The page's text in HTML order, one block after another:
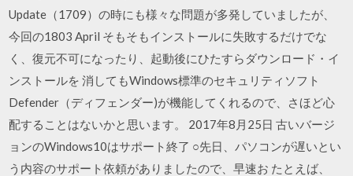
Update（1709）の時にも様々な問題が多発していましたが、
今回の1803 April そもそもインストールに失敗するだけでな
く、復元不可になったり、起動後にひたすらダウンロード・イ
ンストールを 消してもWindows標準のセキュリティソフト
Defender（ディフェンダー)が機能してくれるので、さほど心
配することはないかと思います。 2017年8月25日 古いバージ
ョンのWindows10はサポート終了 ○先日、パソコンが遅いとい
う内容のサポート依頼がありましたので、早速お たとえば、